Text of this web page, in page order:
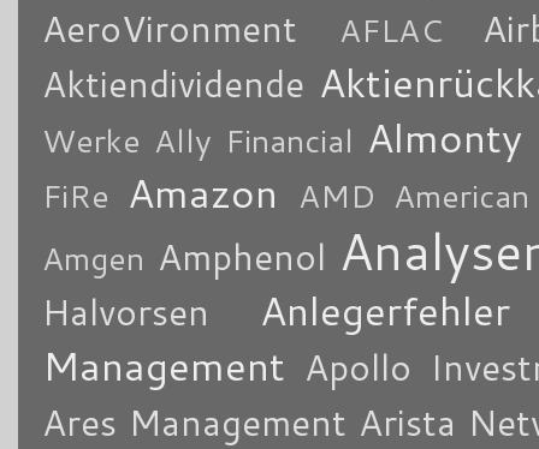
AeroVironment
AFLAC
Aktiendividende
Werke Ally Financial Almonty
FiRe Amazon AMD
Amgen Amphenol
Halvorsen
Anlegerfehler
Management Apollo
Ares Management Arista